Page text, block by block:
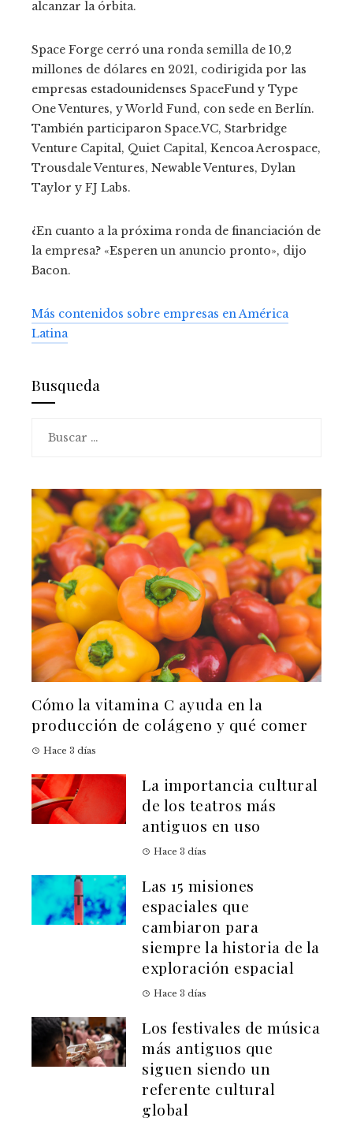
alcanzar la órbita.
Space Forge cerró una ronda semilla de 10,2
millones de dólares en 2021, codirigida por las
empresas estadounidenses SpaceFund y Type
One Ventures, y World Fund, con sede en Berlín.
También participaron Space.VC, Starbridge
Venture Capital, Quiet Capital, Kencoa Aerospace,
Trousdale Ventures, Newable Ventures, Dylan
Taylor y FJ Labs.
¿En cuanto a la próxima ronda de financiación de
la empresa? «Esperen un anuncio pronto», dijo
Bacon.
Más contenidos sobre empresas en América
Latina
Busqueda
Cómo la vitamina C ayuda en la
producción de colágeno y qué comer
Hace 3 días
La importancia cultural
de los teatros más
antiguos en uso
Hace 3 días
Las 15 misiones
espaciales que
cambiaron para
siempre la historia de la
exploración espacial
Hace 3 días
Los festivales de música
más antiguos que
siguen siendo un
referente cultural
global